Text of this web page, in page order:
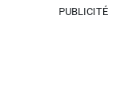
PUBLICITÉ